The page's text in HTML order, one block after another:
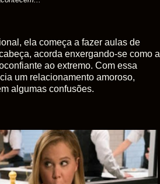
ela começa a fazer aulas de
acorda enxergando-se como a
ao extremo. Com essa
um relacionamento amoroso,
algumas confusões.